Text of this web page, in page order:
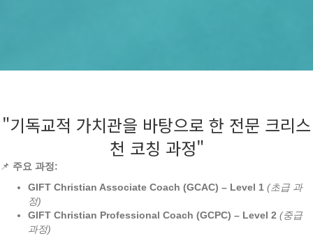
"기독교적 가치관을 바탕으로 한 전문 크리스
천 코칭 과정"
📌 주요 과정:
GIFT Christian Associate Coach (GCAC) – Level 1 (초급 과
정)
GIFT Christian Professional Coach (GCPC) – Level 2 (중급
과정)